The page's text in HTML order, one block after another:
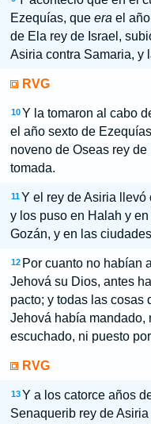
Ezequías, que era el
de Ela rey de Israel,
Asiria contra Samaria, y
RVG
10 Y la tomaron al cabo
el año sexto de
noveno de Oseas rey
tomada.
11 Y el rey de Asiria llevó
y los puso en Halah y en
Gozán, y en las
12 Por cuanto no habían
Jehová su Dios, antes
pacto; y todas las cosas
Jehová había mandado,
escuchado, ni puesto
RVG
13 Y a los catorce años
Senaquerib rey de